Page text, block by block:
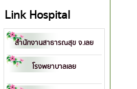
Link Hospital
สำนักงานสาธารณสุข จ.เลย
โรงพยาบาลเลย